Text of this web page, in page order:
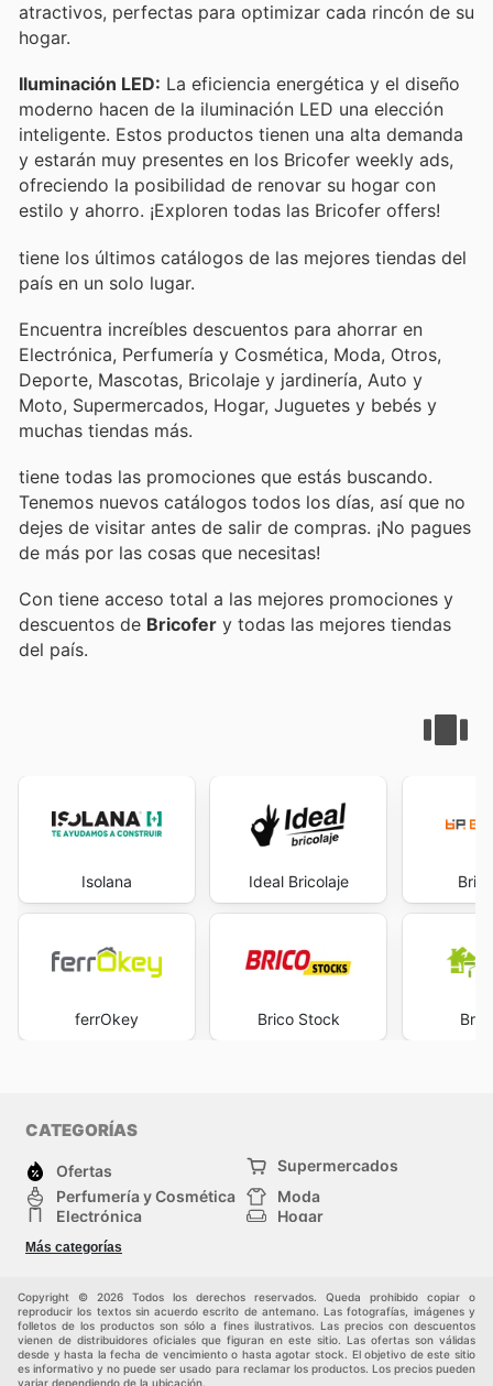
atractivos, perfectas para optimizar cada rincón de su
hogar.
Iluminación LED: La eficiencia energética y el diseño
moderno hacen de la iluminación LED una elección
inteligente. Estos productos tienen una alta demanda
y estarán muy presentes en los Bricofer weekly ads,
ofreciendo la posibilidad de renovar su hogar con
estilo y ahorro. ¡Exploren todas las Bricofer offers!
tiene los últimos catálogos de las mejores tiendas del
país en un solo lugar.
Encuentra increíbles descuentos para ahorrar en
Electrónica, Perfumería y Cosmética, Moda, Otros,
Deporte, Mascotas, Bricolaje y jardinería, Auto y
Moto, Supermercados, Hogar, Juguetes y bebés y
muchas tiendas más.
tiene todas las promociones que estás buscando.
Tenemos nuevos catálogos todos los días, así que no
dejes de visitar antes de salir de compras. ¡No pagues
de más por las cosas que necesitas!
Con tiene acceso total a las mejores promociones y
descuentos de Bricofer y todas las mejores tiendas
del país.
Isolana
ferrOkey
Ideal Bricolaje
Brico Stock
CATEGORÍAS
Ofertas
Supermercados
Perfumería y Cosmética
Moda
Electrónica
Hogar
Deporte
Juguetes y bebés
Más categorías
Copyright © 2026 Todos los derechos reservados. Queda prohibido copiar o
reproducir los textos sin acuerdo escrito de antemano. Las fotografías, imágenes y
folletos de los productos son sólo a fines ilustrativos. Las precios con descuentos
vienen de distribuidores oficiales que figuran en este sitio. Las ofertas son válidas
desde y hasta la fecha de vencimiento o hasta agotar stock. El objetivo de este sitio
es informativo y no puede ser usado para reclamar los productos. Los precios pueden
variar dependiendo de la ubicación.